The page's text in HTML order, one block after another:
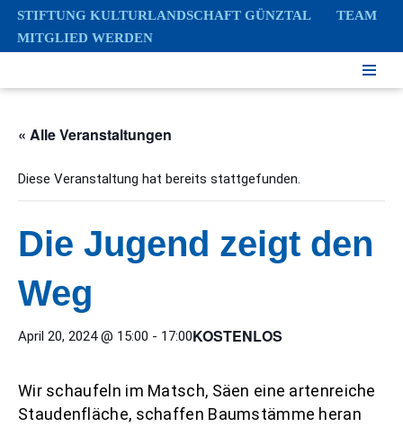
Zum
springen
STIFTUNG KULTURLANDSCHAFT GÜNZTAL
TEAM
MITGLIED WERDEN
« Alle Veranstaltungen
Diese Veranstaltung hat bereits stattgefunden.
Die Jugend zeigt den
Weg
April 20, 2024 @ 15:00 - 17:00KOSTENLOS
Wir schaufeln im Matsch, Säen eine artenreiche
Staudenfläche, schaffen Baumstämme heran